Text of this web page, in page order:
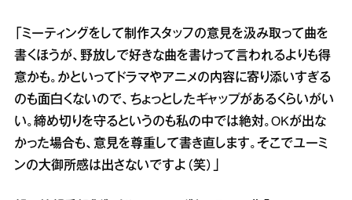
「ミーティングをして制作スタッフの意見を汲み取って曲を
書くほうが、野放しで好きな曲を書けって言われるよりも得
意かも。かといってドラマやアニメの内容に寄り添いすぎる
のも面白くないので、ちょっとしたギャップがあるくらいがい
い。締め切りを守るというのも私の中では絶対。OKが出な
かった場合も、意見を尊重して書き直します。そこでユーミ
ンの大御所感は出さないですよ（笑）」